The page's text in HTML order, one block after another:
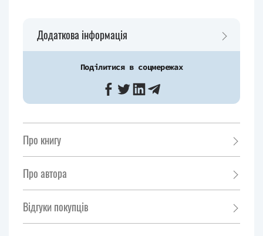
Додаткова інформація
Поділитися в соцмережах
Про книгу
Про автора
Відгуки покупців